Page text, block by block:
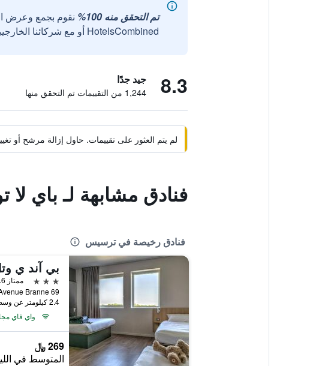
تم التحقق منه 100%
نقوم بجمع وعرض
HotelsCombined أو مع شركائنا الخارجيين الموثوقين.
8.3 جيد جدًا
1,244 من التقييمات تم التحقق منها
لم يتم العثور على تقييمات. حاول إزالة مرشح أو
فنادق مشابهة لـ باي لا
فنادق رخيصة في ترسيس
بي آند ي
3 نجوم
ممتاز 8.6
69 Avenue Branne, ترسيس, إقليم جيروند, فرنسا
2.4 كيلومتر عن وسط المدينة
واي فاي
269 ﷼
المتوسط في